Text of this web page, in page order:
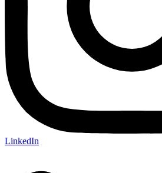
LinkedIn